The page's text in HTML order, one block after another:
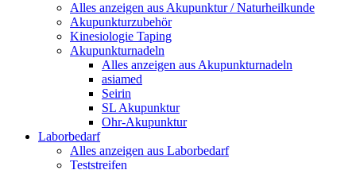
Alles anzeigen aus Akupunktur / Naturheilkunde
Akupunkturzubehör
Kinesiologie Taping
Akupunkturnadeln
Alles anzeigen aus Akupunkturnadeln
asiamed
Seirin
SL Akupunktur
Ohr-Akupunktur
Laborbedarf
Alles anzeigen aus Laborbedarf
Teststreifen